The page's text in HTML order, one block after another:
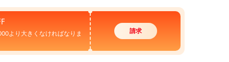
より大きくなければなりま
請求